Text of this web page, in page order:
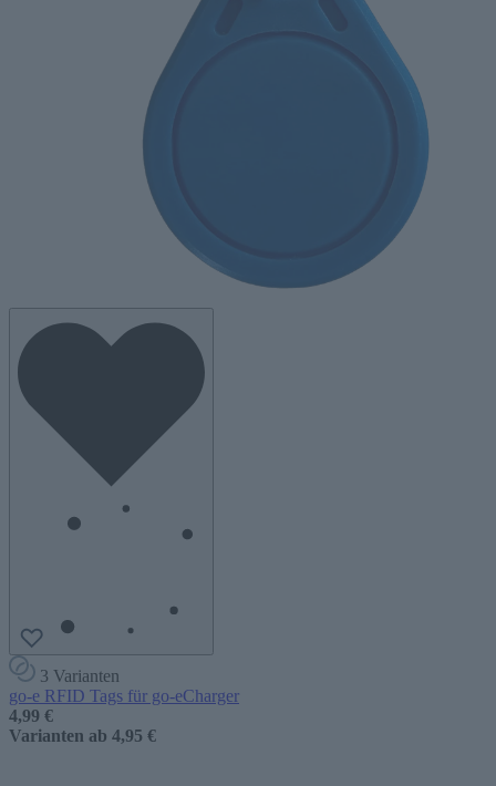
3 Varianten
go-e RFID Tags für go-eCharger
4,99 €
Varianten ab 4,95 €